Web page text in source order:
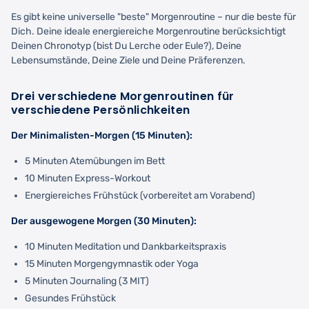
Es gibt keine universelle "beste" Morgenroutine – nur die beste für
Dich. Deine ideale energiereiche Morgenroutine berücksichtigt
Deinen Chronotyp (bist Du Lerche oder Eule?), Deine
Lebensumstände, Deine Ziele und Deine Präferenzen.
Drei verschiedene Morgenroutinen für
verschiedene Persönlichkeiten
Der Minimalisten-Morgen (15 Minuten):
5 Minuten Atemübungen im Bett
10 Minuten Express-Workout
Energiereiches Frühstück (vorbereitet am Vorabend)
Der ausgewogene Morgen (30 Minuten):
10 Minuten Meditation und Dankbarkeitspraxis
15 Minuten Morgengymnastik oder Yoga
5 Minuten Journaling (3 MIT)
Gesundes Frühstück